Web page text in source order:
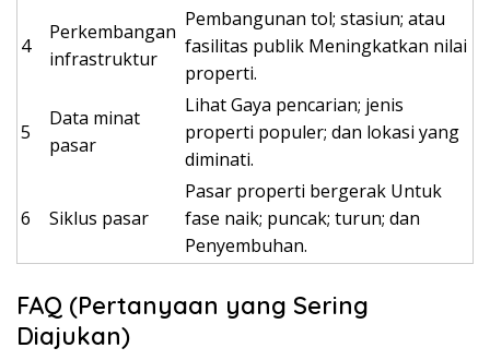
4
Perkembangan
infrastruktur
Pembangunan tol; stasiun; atau
fasilitas publik Meningkatkan nilai
properti.
5
Data minat
pasar
Lihat Gaya pencarian; jenis
properti populer; dan lokasi yang
diminati.
6 Siklus pasar
Pasar properti bergerak Untuk
fase naik; puncak; turun; dan
Penyembuhan.
FAQ (Pertanyaan yang Sering
Diajukan)